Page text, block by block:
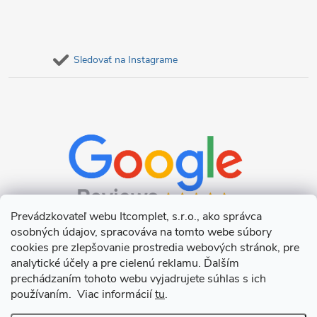
Prevádzkovateľ webu Itcomplet, s.r.o., ako správca
osobných údajov, spracováva na tomto webe súbory
cookies pre zlepšovanie prostredia webových stránok, pre
analytické účely a pre cielenú reklamu. Ďalším
prechádzaním tohoto webu vyjadrujete súhlas s ich
používaním. Viac informáciítu.
Sledovať na Instagrame